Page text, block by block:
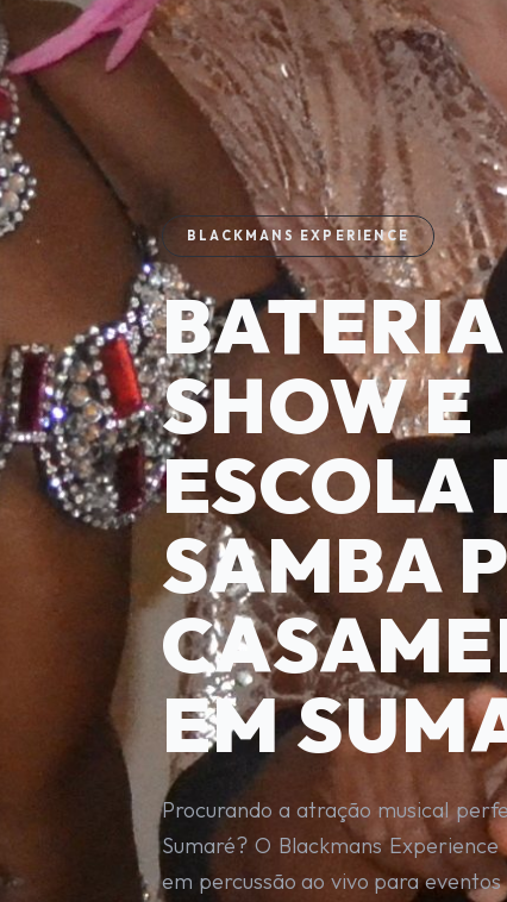
BLACKMANS EXPERIENCE
BATERIA
SHOW E
ESCOLA
SAMBA
EM
Procurando a atração musical
Sumaré? O Blackmans
em percussão ao vivo para